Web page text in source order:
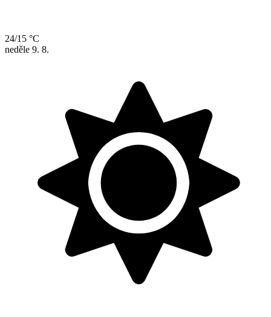
24/15 °C
neděle 9. 8.